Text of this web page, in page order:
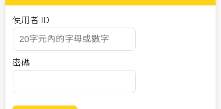
使用者 ID
密碼